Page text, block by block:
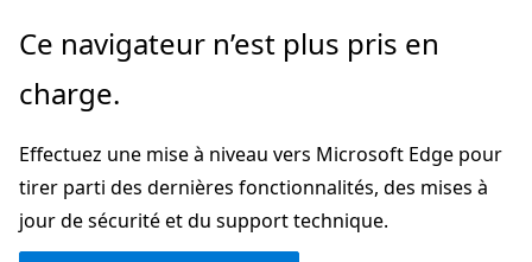
Passer
directement
au
principal
Passer
la
dans
la
page
Ce navigateur n’est plus pris en
charge.
Effectuez une mise à niveau vers Microsoft Edge pour
tirer parti des dernières fonctionnalités, des mises à
jour de sécurité et du support technique.